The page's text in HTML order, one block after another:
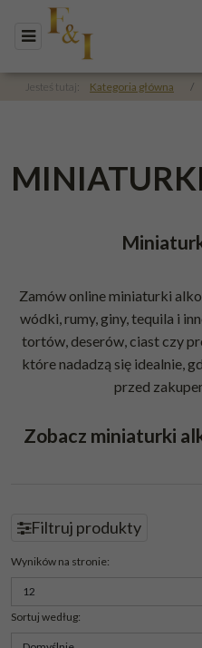
Menu
Jesteś tutaj: Kategoria główna /
Zamów online miniaturki
wódki,rumy,giny,tequila i
tortów, deserów, ciast czy
które nadadzą się idealnie,
przed
Zobacz miniaturki
Panel
Filtruj produkty
Wyników na stronie:
Sortuj według: